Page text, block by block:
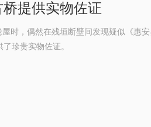
提供实物佐证
时，偶然在残垣断壁间发现疑似《惠
珍贵实物佐证。